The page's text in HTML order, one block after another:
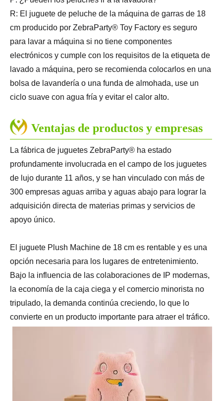
R: El juguete de peluche de la máquina de garras de 18
cm producido por ZebraParty® Toy Factory es seguro
para lavar a máquina si no tiene componentes
electrónicos y cumple con los requisitos de la etiqueta de
lavado a máquina, pero se recomienda colocarlos en una
bolsa de lavandería o una funda de almohada, use un
ciclo suave con agua fría y evitar el calor alto.
Ventajas de productos y empresas
La fábrica de juguetes ZebraParty® ha estado
profundamente involucrada en el campo de los juguetes
de lujo durante 11 años, y se han vinculado con más de
300 empresas aguas arriba y aguas abajo para lograr la
adquisición directa de materias primas y servicios de
apoyo único.
El juguete Plush Machine de 18 cm es rentable y es una
opción necesaria para los lugares de entretenimiento.
Bajo la influencia de las colaboraciones de IP modernas,
la economía de la caja ciega y el comercio minorista no
tripulado, la demanda continúa creciendo, lo que lo
convierte en un producto importante para atraer el tráfico.